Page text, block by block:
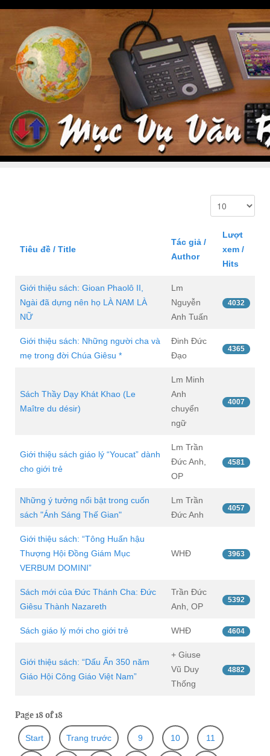
Tiêu đề / Title
Tác giả /
Author
Lượt
xem /
Hits
Giới thiệu sách: Gioan Phaolô II,
Ngài đã dựng nên họ LÀ NAM LÀ
NỮ
Lm
Nguyễn
Anh Tuấn
4032
Giới thiệu sách: Những người cha và
mẹ trong đời Chúa Giêsu *
Đinh Đức
Đạo
4365
Sách Thầy Dạy Khát Khao (Le
Maître du désir)
Lm Minh
Anh
chuyển
ngữ
4007
Giới thiệu sách giáo lý “Youcat” dành
cho giới trẻ
Lm Trần
Đức Anh,
OP
4581
Những ý tưởng nổi bật trong cuốn
sách "Ánh Sáng Thế Gian"
Lm Trần
Đức Anh
4057
Giới thiệu sách: “Tông Huấn hậu
Thượng Hội Đồng Giám Mục
VERBUM DOMINI”
WHĐ 3963
Sách mới của Đức Thánh Cha: Đức
Giêsu Thành Nazareth
Trần Đức
Anh, OP
5392
Sách giáo lý mới cho giới trẻ WHĐ 4604
Giới thiệu sách: “Dấu Ấn 350 năm
Giáo Hội Công Giáo Việt Nam”
+ Giuse
Vũ Duy
Thống
4882
Page 18 of 18
Start Trang trước 9 10 11